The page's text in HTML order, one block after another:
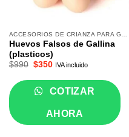
Huevos Falsos de Gallina
(plasticos)
$990 El
original
era:
$990.
$350El
actual
es:
$350.
IVA incluido
COTIZAR
AHORA